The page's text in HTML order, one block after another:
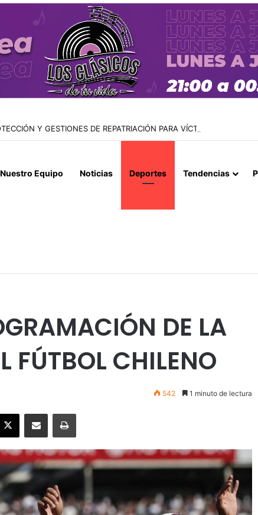
Y GESTIONES DE REPATRIACIÓN PARA VÍCTIMAS DE RED
Nuestro Equipo Noticias Deportes Tendencias
DE LA
FÚTBOL CHILENO
542 1 minuto de lectura
X Enviar vía email Imprimir